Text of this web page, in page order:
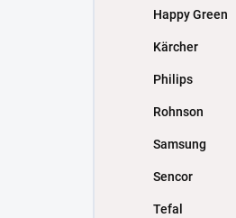
Happy Green
Kärcher
Philips
Rohnson
Samsung
Sencor
Tefal